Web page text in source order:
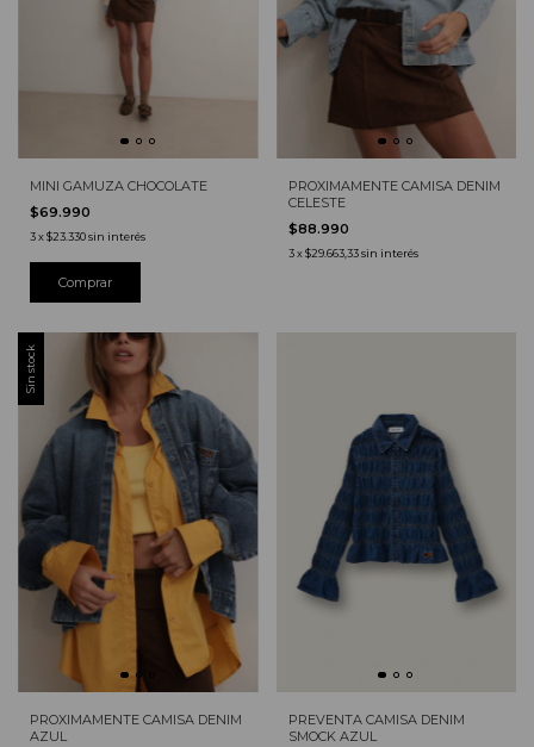
MINI GAMUZA CHOCOLATE
$69.990
3x$23.330sin interés
Comprar
PROXIMAMENTE CAMISA DENIM
CELESTE
$88.990
3 x$29.663,33 sin interés
Sin stock
PROXIMAMENTE CAMISA DENIM
AZUL
PREVENTA CAMISA DENIM
SMOCK AZUL